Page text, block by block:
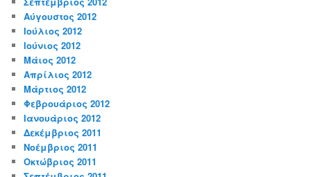
Αύγουστος 2012
Ιούλιος 2012
Ιούνιος 2012
Μάιος 2012
Απρίλιος 2012
Μάρτιος 2012
Φεβρουάριος 2012
Ιανουάριος 2012
Δεκέμβριος 2011
Νοέμβριος 2011
Οκτώβριος 2011